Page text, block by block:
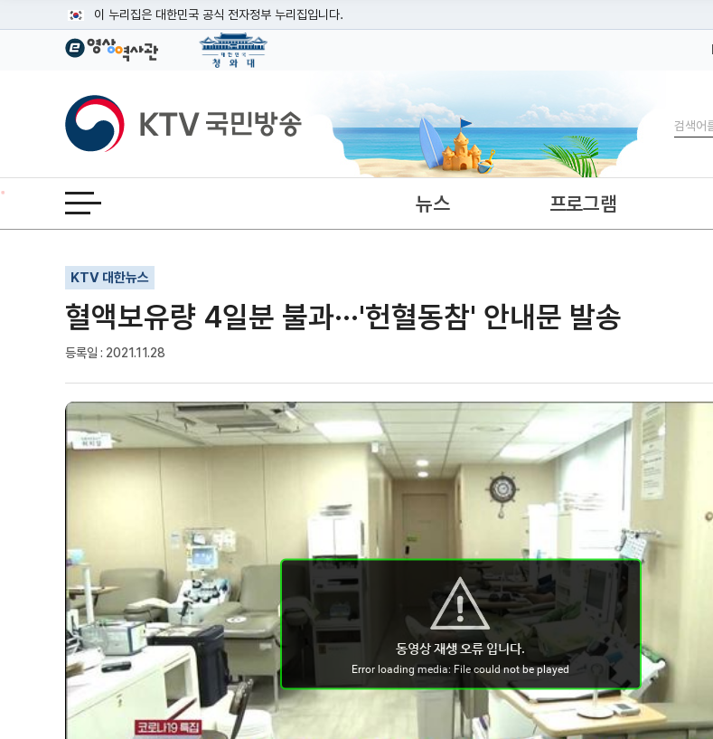
이 누리집은 대한민국 공식 전자정부 누리집입니다.
공식 누리집 주소 확인하기
이밖에 or.kr 또는 .kr등 다른 도메인 주소를 사용하고 있다면 아래 URL에서 도메인 주소를 확인해 보세요
운영중인 공식 누리집보기
KTV국민방송
검색
전체메뉴 열기 뉴스 프로그램
KTV 대한뉴스
혈액보유량 4일분 불과···'헌혈동참' 안내문 발송
등록일 : 2021.11.28
기사인쇄
글자확대
글자축소